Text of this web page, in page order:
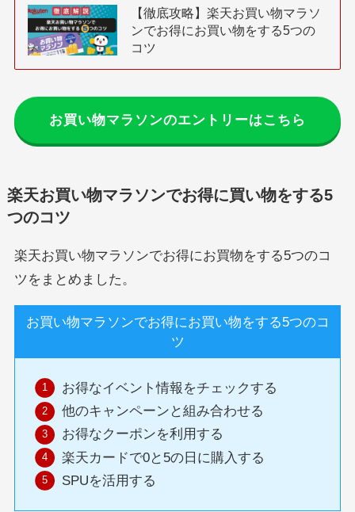
【徹底攻略】楽天お買い物マラソ
ンでお得にお買い物をする5つの
コツ
お買い物マラソンのエントリーはこちら
楽天お買い物マラソンでお得に買い物をする5
つのコツ
楽天お買い物マラソンでお得にお買物をする5つのコ
ツをまとめました。
お買い物マラソンでお得にお買い物をする5つのコ
ツ
お得なイベント情報をチェックする
他のキャンペーンと組み合わせる
お得なクーポンを利用する
楽天カードで0と5の日に購入する
SPUを活用する